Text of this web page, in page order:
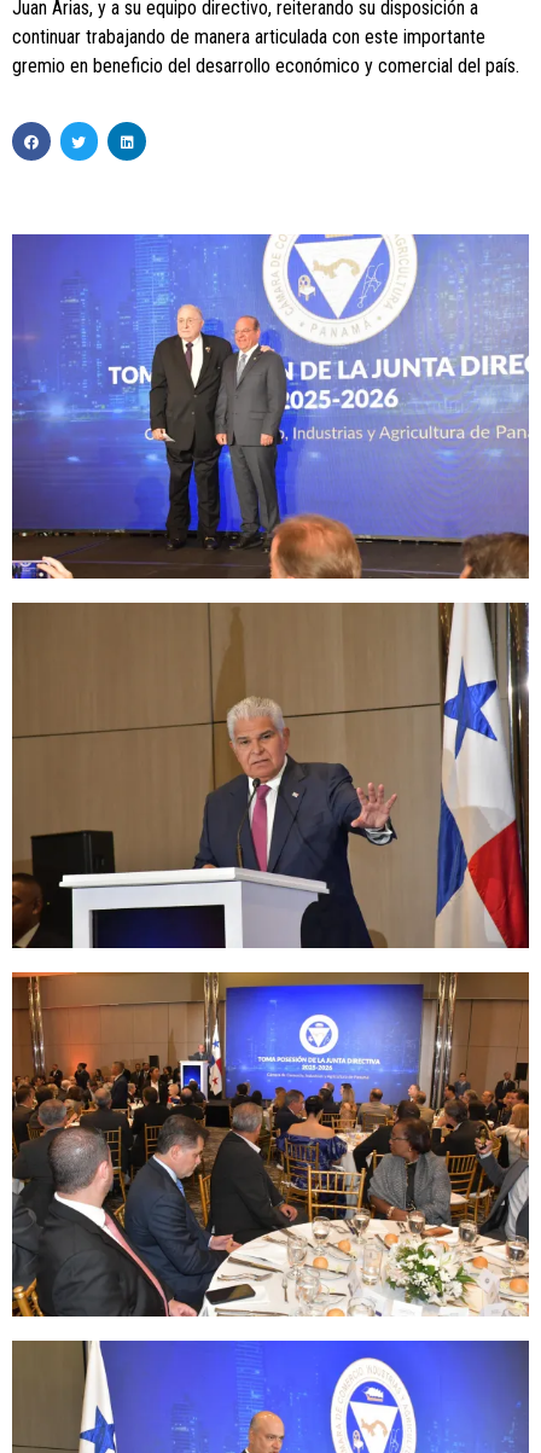
Juan Arias, y a su equipo directivo, reiterando su disposición a
continuar trabajando de manera articulada con este importante
gremio en beneficio del desarrollo económico y comercial del país.